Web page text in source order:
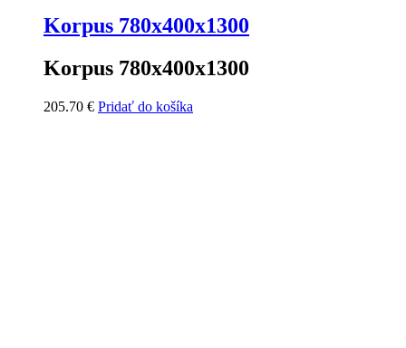
Korpus 780x400x1300
Korpus 780x400x1300
205.70 € Pridať do košíka